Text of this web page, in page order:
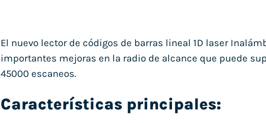
El nuevo lector de códigos de barras lineal 1D laser
importantes mejoras en la radio de alcance que puede
45000 escaneos.
Características principales: